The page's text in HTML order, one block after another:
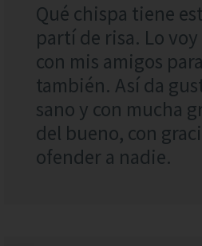
Qué chispa tiene
partí de risa. Lo
con mis amigos
también. Así da
sano y con mucha
del bueno, con
ofender a nadie.